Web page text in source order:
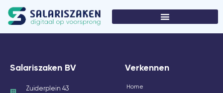
Salariszaken BV
Zuiderplein 43
Verkennen
Home